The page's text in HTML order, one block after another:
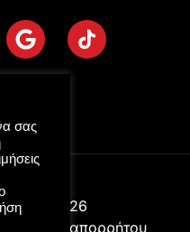
2026
Πολιτική απορρήτου
σας